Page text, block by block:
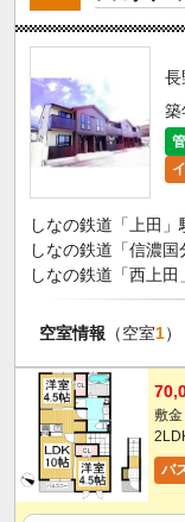
長
しなの鉄道「上田
しなの鉄道「信濃
しなの鉄道「西上田
空室情報 （空室1）
敷
バ